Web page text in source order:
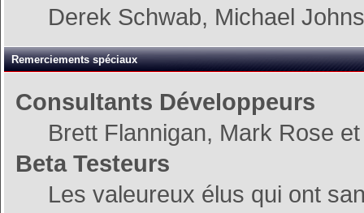
Derek Schwab, Michael
Remerciements spéciaux
Consultants Développeurs
Brett Flannigan, Mark Rose
Beta Testeurs
Les valeureux élus qui ont